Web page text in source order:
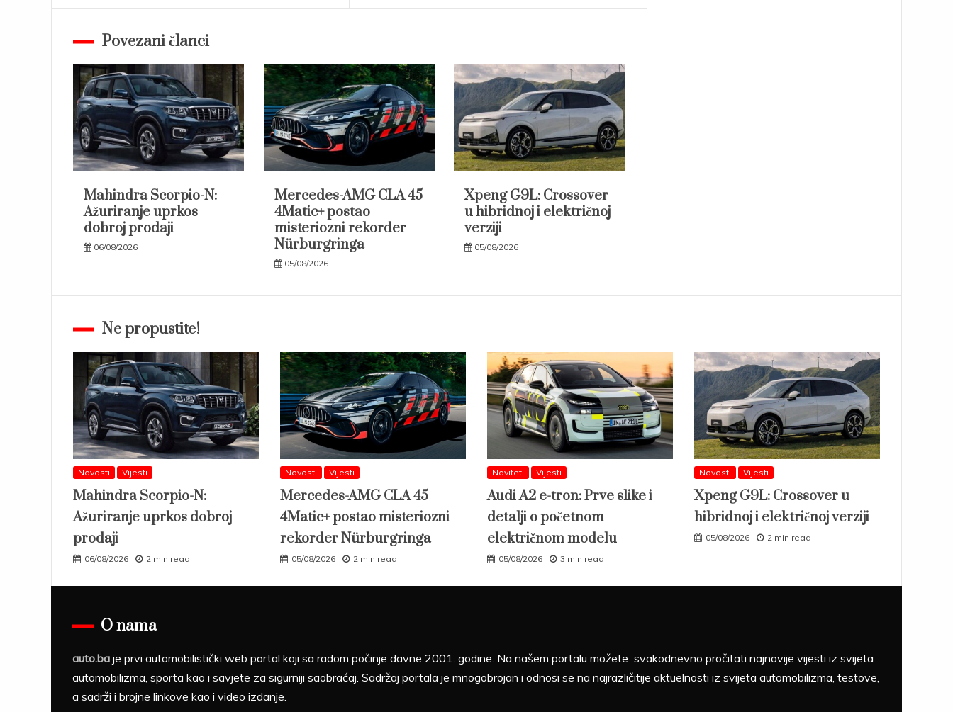
navigation
Povezani članci
Mahindra Scorpio-N:
Ažuriranje uprkos
dobroj prodaji
06/08/2026
Mercedes-AMG CLA 45
4Matic+ postao
misteriozni rekorder
Nürburgringa
05/08/2026
Xpeng G9L: Crossover
u hibridnoj i električnoj
verziji
05/08/2026
Ne propustite!
Novosti Vijesti
Mahindra Scorpio-N:
Ažuriranje uprkos dobroj
prodaji
06/08/2026 2 min read
Novosti Vijesti
Mercedes-AMG CLA 45
4Matic+ postao misteriozni
rekorder Nürburgringa
05/08/2026 2 min read
Noviteti Vijesti
Audi A2 e-tron: Prve slike i
detalji o početnom
električnom modelu
05/08/2026 3 min read
Novosti Vijesti
Xpeng G9L: Crossover u
hibridnoj i električnoj verziji
05/08/2026 2 min read
O nama
auto.ba je prvi automobilistički web portal koji sa radom počinje davne 2001. godine. Na našem portalu možete svakodnevno pročitati najnovije vijesti iz svijeta
automobilizma, sporta kao i savjete za sigurniji saobraćaj. Sadržaj portala je mnogobrojan i odnosi se na najrazličitije aktuelnosti iz svijeta automobilizma, testove,
a sadrži i brojne linkove kao i video izdanje.